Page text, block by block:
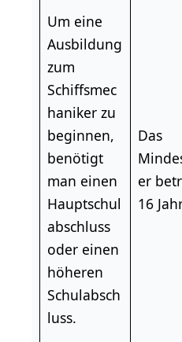
Um eine
Ausbildung
zum
Schiffsmec
haniker zu
beginnen,
benötigt
man einen
Hauptschul
abschluss
oder einen
höheren
Schulabsch
luss.
Das
er
16